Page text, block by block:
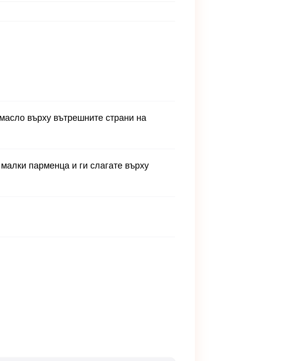
върху вътрешните страни на
парменца и ги слагате върху